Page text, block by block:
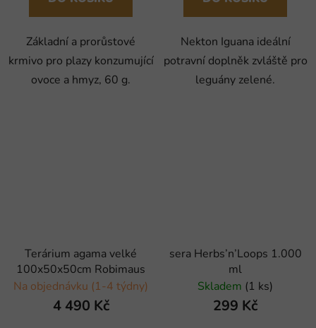
Základní a prorůstové
krmivo pro plazy konzumující
ovoce a hmyz, 60 g.
Nekton Iguana ideální
potravní doplněk zvláště pro
leguány zelené.
Terárium agama velké
100x50x50cm Robimaus
Na objednávku (1-4 týdny)
4 490 Kč
sera Herbs’n’Loops 1.000
ml
Skladem (1 ks)
299 Kč